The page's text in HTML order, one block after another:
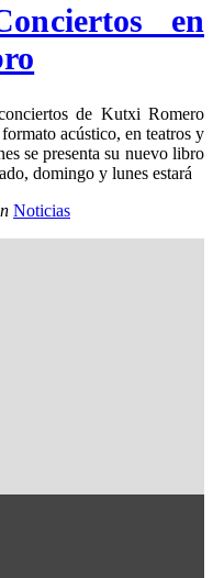
en
de Kutxi Romero
acústico, en teatros y
se presenta su nuevo libro
domingo y lunes estará
Noticias